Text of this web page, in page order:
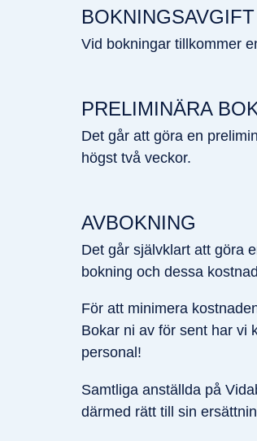
BOKNINGSAVGIFT
Vid bokningar tillkommer
PRELIMINÄRA
Det går att göra en
högst två veckor.
AVBOKNING
Det går självklart att göra
bokning och dessa
För att minimera
Bokar ni av för sent har vi
personal!
Samtliga anställda på
därmed rätt till sin